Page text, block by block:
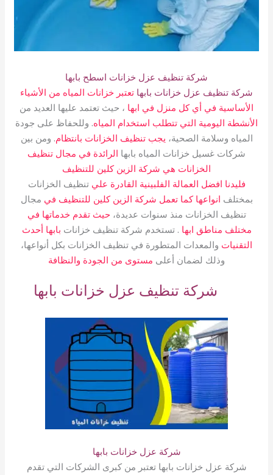
شركة تنظيف عزل خزانات اسطح بابها
شركة تنظيف عزل خزانات بابها تعتبر خزانات المياه من الأشياء
الأساسية في أي كل منزل في ابها ، حيث تعتمد عليها العديد من
الأنشطة اليومية التي تتطلب استخدام المياه. وللحفاظ على جودة
المياه وسلامة الصحية، يجب تنظيف الخزانات بانتظام. ومن بين
شركات غسيل خزانات المياه بابها الرائدة في مجال تنظيف
الخزانات هي شركة الزين كلين للتنظيف
فليدنا افضل العمالة الفلبينية القادرة علي تنظيف الخزانات
بمختلف انواعها كما تعمل شركة الزين كلين للتنظيف في مجال
تنظيف الخزانات منذ سنوات عديدة،حيث تقدم خدماتها في
مختلف مناطق ابها . تستخدم شركة تنظيف خزانات بابها أحدث
التقنيات والمعدات المتطورة في تنظيف الخزانات بكل أنواعها،
وذلك لضمان أعلى مستوى من الجودة والنظافة
شركة تنظيف عزل خزانات بابها
شركة عزل خزانات بابها
شركة عزل خزانات بابها تعتبر من كبرى الشركات التي تقدم